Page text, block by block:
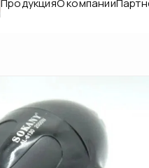
ПродукцияО компании